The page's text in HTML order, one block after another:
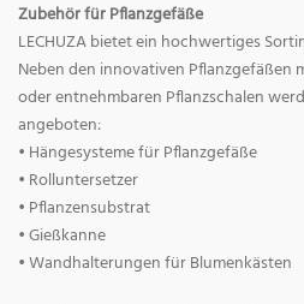
Zubehör für Pflanzgefäße
LECHUZA bietet ein hochwertiges
Neben den innovativen Pflanzgefäßen
oder entnehmbaren Pflanzschalen
angeboten:
• Hängesysteme für Pflanzgefäße
• Rolluntersetzer
• Pflanzensubstrat
• Gießkanne
• Wandhalterungen für Blumenkästen